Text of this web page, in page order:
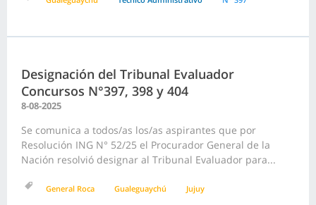
Designación del Tribunal Evaluador
Concursos N°397, 398 y 404
8-08-2025
Se comunica a todos/as los/as aspirantes que por
Resolución ING N° 52/25 el Procurador General de la
Nación resolvió designar al Tribunal Evaluador para...
General Roca Gualeguaychú Jujuy